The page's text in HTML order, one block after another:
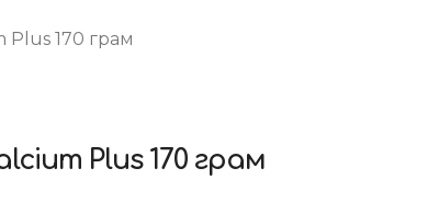
Plus 170 грам
Plus 170 грам